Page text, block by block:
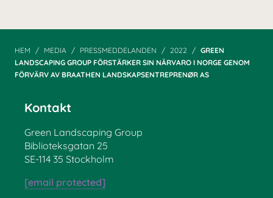
HEM MEDIA PRESSMEDDELANDEN 2022
GREEN
LANDSCAPING GROUP FÖRSTÄRKER SIN NÄRVARO I NORGE GENOM
FÖRVÄRV AV BRAATHEN LANDSKAPSENTREPRENØR AS
Kontakt
Green Landscaping Group
Biblioteksgatan 25
SE-114 35 Stockholm
[email protected]